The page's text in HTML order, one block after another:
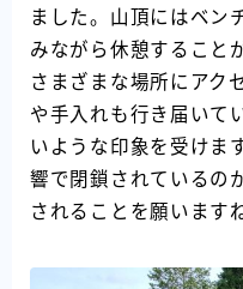
ました。山頂にはベン
みながら休憩すること
さまざまな場所にアク
や手入れも行き届いて
いような印象を受けま
響で閉鎖されているの
されることを願います